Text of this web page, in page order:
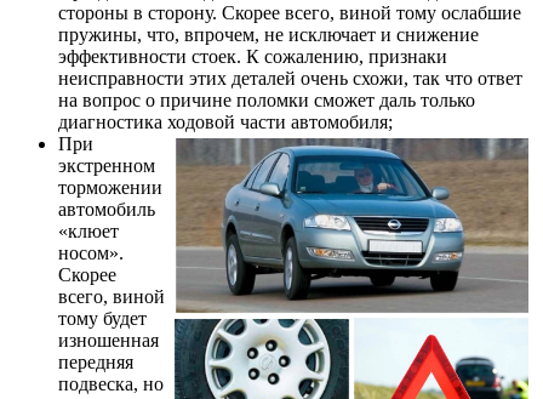
стороны в сторону. Скорее всего, виной тому ослабшие
пружины, что, впрочем, не исключает и снижение
эффективности стоек. К сожалению, признаки
неисправности этих деталей очень схожи, так что ответ
на вопрос о причине поломки сможет даль только
диагностика ходовой части автомобиля;
При
экстренном
торможении
автомобиль
«клюет
носом».
Скорее
всего, виной
тому будет
изношенная
передняя
подвеска, но